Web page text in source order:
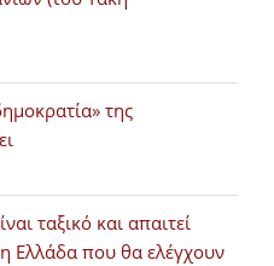
της
ταξικό και απαιτεί
Ελλάδα που θα ελέγχουν